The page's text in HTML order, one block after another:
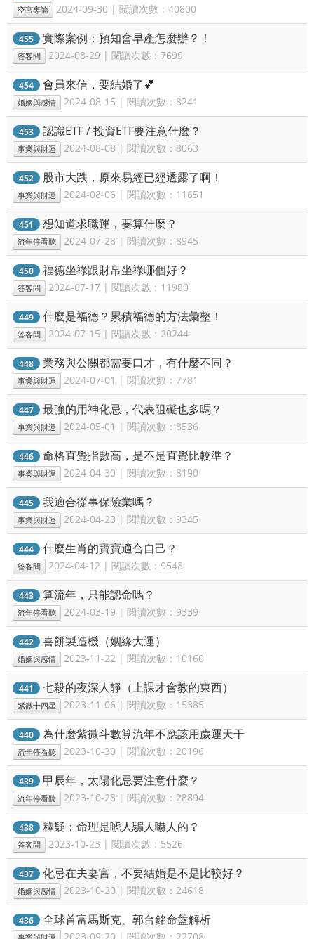
空宮專論 2024-09-30 | 閱讀次數：40800
455 實際案例：預知會早產怎麼辦？！
答客問 2024-08-29 | 閱讀次數：7699
454 會員來信，要結婚了💕
婚姻與感情 2024-08-15 | 閱讀次數：8241
453 認識ETF / 投資ETF要注意什麼？
事業與財運 2024-08-08 | 閱讀次數：8063
452 股市大跌，原來易經已經透露了啊！
事業與財運 2024-08-06 | 閱讀次數：11651
451 想知道求職運，要算什麼？
流年停看聽 2024-07-28 | 閱讀次數：8945
450 福德坐祿跟財帛坐祿哪個好？
答客問 2024-07-17 | 閱讀次數：11980
449 什麼是福德？累積福德的方法彙整！
答客問 2024-07-15 | 閱讀次數：20244
448 業務與公關都需要口才，有什麼不同？
事業與財運 2024-07-01 | 閱讀次數：7781
447 最強的用神化忌，代表阻礙也多嗎？
事業與財運 2024-05-01 | 閱讀次數：8536
446 命格直覺指數高，是不是直覺比較準？
事業與財運 2024-04-30 | 閱讀次數：8190
445 我適合從事保險業嗎？
事業與財運 2024-04-23 | 閱讀次數：9345
444 什麼生肖的寶寶適合自己？
答客問 2024-04-12 | 閱讀次數：9548
443 算流年，只能認命嗎？
流年停看聽 2024-03-19 | 閱讀次數：9339
442 喜餅製造機（姻緣大運）
婚姻與感情 2023-11-22 | 閱讀次數：10160
441 七殺的夜深人靜（上課才會教的東西）
紫微十四星 2023-11-06 | 閱讀次數：15385
440 為什麼紫微斗數算流年不應該用歲運天干
流年停看聽 2023-10-30 | 閱讀次數：20196
439 甲辰年，太陽化忌要注意什麼？
流年停看聽 2023-10-28 | 閱讀次數：28894
438 釋疑：命理是唬人騙人嚇人的？
答客問 2023-10-23 | 閱讀次數：5526
437 化忌在夫妻宮，不要結婚是不是比較好？
婚姻與感情 2023-10-20 | 閱讀次數：24618
436 全球首富馬斯克、郭台銘命盤解析